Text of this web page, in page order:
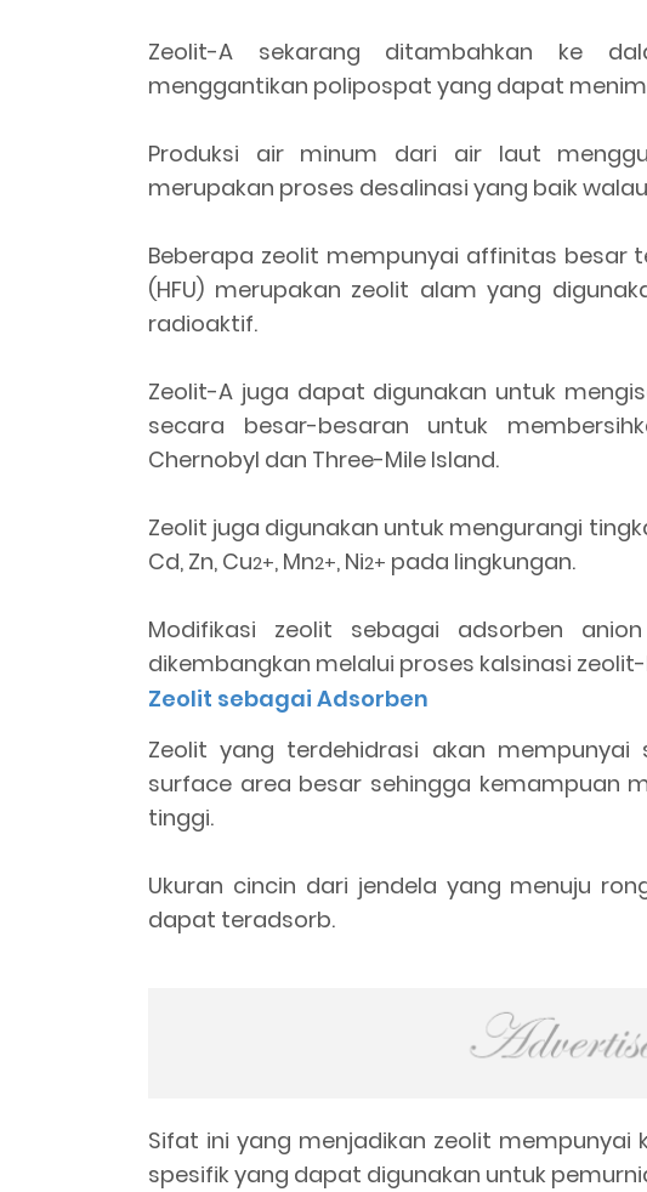
Zeolit-A sekarang ditambahkan ke
menggantikan polipospat yang dapat
Produksi air minum dari air laut
merupakan proses desalinasi yang baik
Beberapa zeolit mempunyai affinitas besar
(HFU) merupakan zeolit alam yang
radioaktif.
Zeolit-A juga dapat digunakan untuk
secara besar-besaran untuk
Chernobyl dan Three-Mile Island.
Zeolit juga digunakan untuk mengurangi
Cd, Zn, Cu2+, Mn2+, Ni2+ pada lingkungan.
Modifikasi zeolit sebagai adsorben
dikembangkan melalui proses kalsinasi
Zeolit sebagai Adsorben
Zeolit yang terdehidrasi akan
surface area besar sehingga kemampuan
tinggi.
Ukuran cincin dari jendela yang menuju
dapat teradsorb.
Sifat ini yang menjadikan zeolit
spesifik yang dapat digunakan untuk